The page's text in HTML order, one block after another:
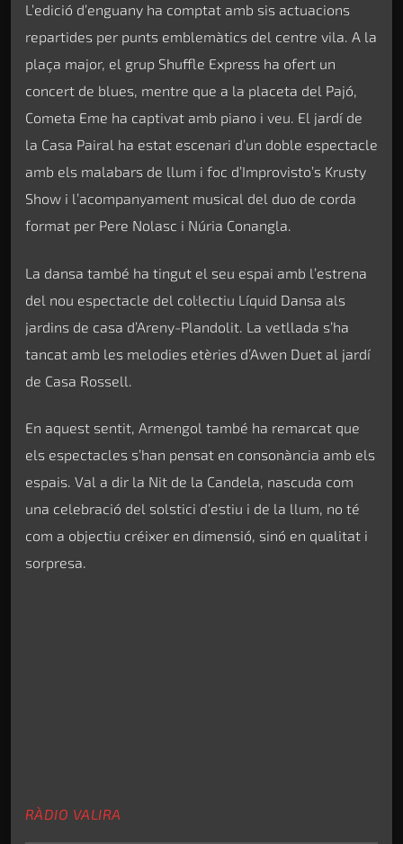
L’edició d’enguany ha comptat amb sis actuacions
repartides per punts emblemàtics del centre vila. A la
plaça major, el grup Shuffle Express ha ofert un
concert de blues, mentre que a la placeta del Pajó,
Cometa Eme ha captivat amb piano i veu. El jardí de
la Casa Pairal ha estat escenari d’un doble espectacle
amb els malabars de llum i foc d’Improvisto’s Krusty
Show i l’acompanyament musical del duo de corda
format per Pere Nolasc i Núria Conangla.
La dansa també ha tingut el seu espai amb l’estrena
del nou espectacle del col·lectiu Líquid Dansa als
jardins de casa d’Areny-Plandolit. La vetllada s’ha
tancat amb les melodies etèries d’Awen Duet al jardí
de Casa Rossell.
En aquest sentit, Armengol també ha remarcat que
els espectacles s’han pensat en consonància amb els
espais. Val a dir la Nit de la Candela, nascuda com
una celebració del solstici d’estiu i de la llum, no té
com a objectiu créixer en dimensió, sinó en qualitat i
sorpresa.
RÀDIO VALIRA